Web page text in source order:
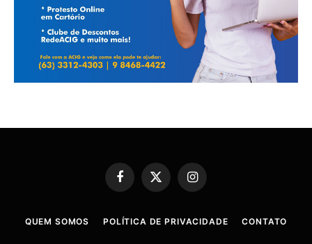
Facebook
X
(Twitter)
Instagram
QUEM SOMOS POLÍTICA DE PRIVACIDADE CONTATO